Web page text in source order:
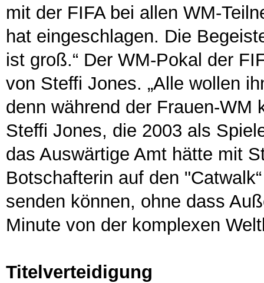
mit der FIFA bei allen WM-
hat eingeschlagen. Die
ist groß.“ Der WM-Pokal der
von Steffi Jones. „Alle wollen
denn während der Frauen-WM
Steffi Jones, die 2003 als
das Auswärtige Amt hätte mit
Botschafterin auf den
senden können, ohne dass
Minute von der komplexen
Titelverteidigung